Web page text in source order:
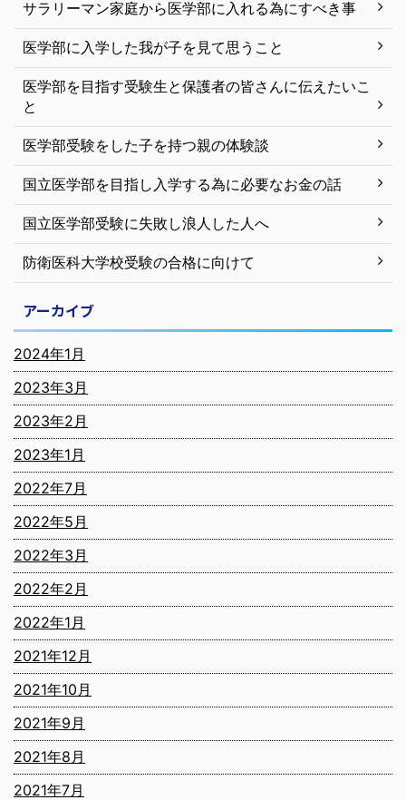
サラリーマン家庭から医学部に入れる為にすべき事
医学部に入学した我が子を見て思うこと
医学部を目指す受験生と保護者の皆さんに伝えたいこ
と
医学部受験をした子を持つ親の体験談
国立医学部を目指し入学する為に必要なお金の話
国立医学部受験に失敗し浪人した人へ
防衛医科大学校受験の合格に向けて
アーカイブ
2024年1月
2023年3月
2023年2月
2023年1月
2022年7月
2022年5月
2022年3月
2022年2月
2022年1月
2021年12月
2021年10月
2021年9月
2021年8月
2021年7月